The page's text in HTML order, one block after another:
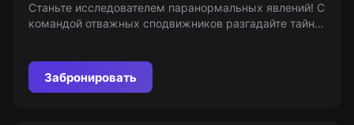
Станьте исследователем паранормальных явлений! С
командой отважных сподвижников разгадайте тайны
Забронировать